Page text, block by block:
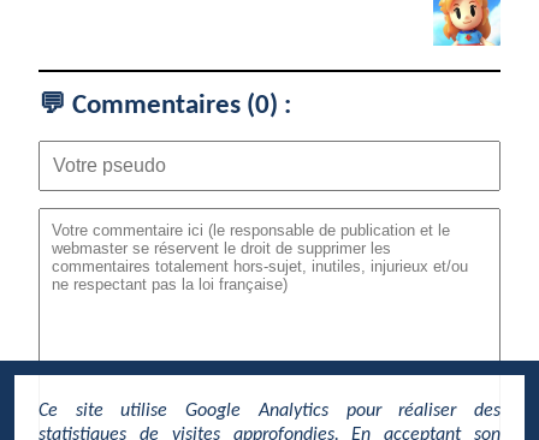
💬 Commentaires (0) :
Ce site utilise Google Analytics pour réaliser des
statistiques de visites approfondies. En acceptant son